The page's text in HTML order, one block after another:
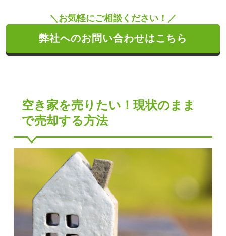
＼お気軽にご相談ください！／
弊社へのお問い合わせはこちら
空き家を売りたい！現状のまま
で売却する方法